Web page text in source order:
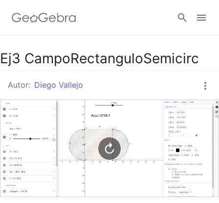
Google Classroom
GeoGebra Classroom
Abrir sesión
Ej3 CampoRectanguloSemicirc
Autor: Diego Vallejo